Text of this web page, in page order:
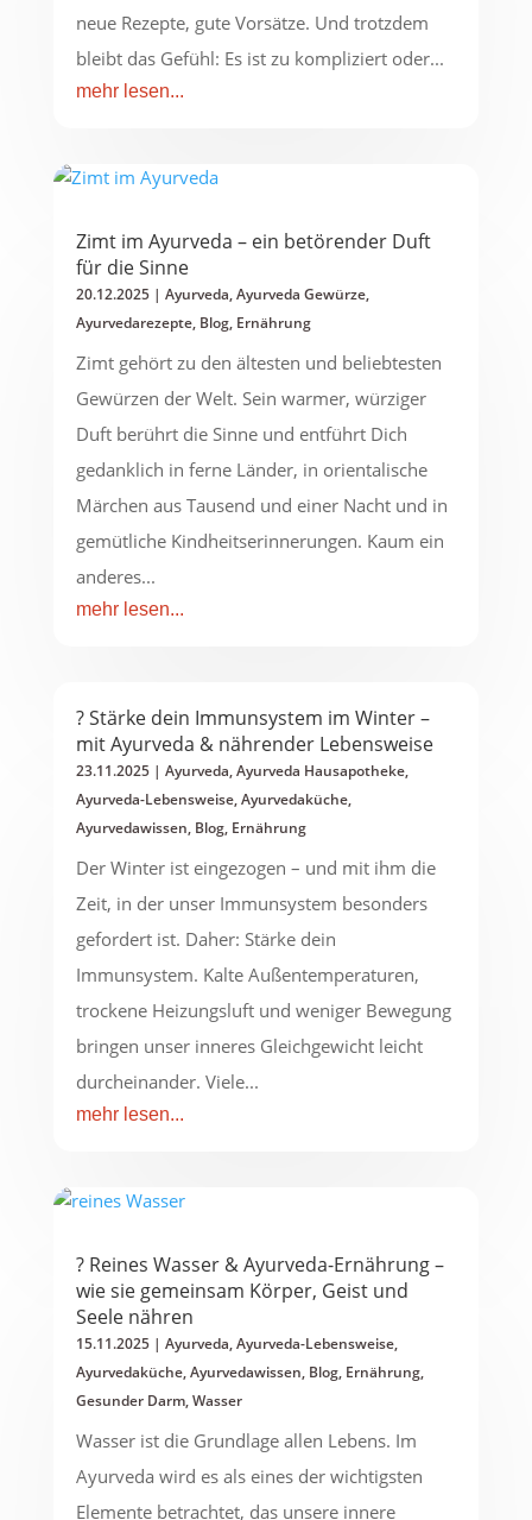
neue Rezepte, gute Vorsätze. Und trotzdem
bleibt das Gefühl: Es ist zu kompliziert oder...
mehr lesen...
Zimt im Ayurveda – ein betörender Duft
für die Sinne
20.12.2025| Ayurveda,Ayurveda Gewürze,
Ayurvedarezepte, Blog, Ernährung
Zimt gehört zu den ältesten und beliebtesten
Gewürzen der Welt. Sein warmer, würziger
Duft berührt die Sinne und entführt Dich
gedanklich in ferne Länder, in orientalische
Märchen aus Tausend und einer Nacht und in
gemütliche Kindheitserinnerungen. Kaum ein
anderes...
mehr lesen...
? Stärke dein Immunsystem im Winter –
mit Ayurveda & nährender Lebensweise
23.11.2025| Ayurveda,Ayurveda Hausapotheke,
Ayurveda-Lebensweise,Ayurvedaküche,
Ayurvedawissen, Blog, Ernährung
Der Winter ist eingezogen – und mit ihm die
Zeit, in der unser Immunsystem besonders
gefordert ist. Daher: Stärke dein
Immunsystem. Kalte Außentemperaturen,
trockene Heizungsluft und weniger Bewegung
bringen unser inneres Gleichgewicht leicht
durcheinander. Viele...
mehr lesen...
? Reines Wasser & Ayurveda-Ernährung –
wie sie gemeinsam Körper, Geist und
Seele nähren
15.11.2025| Ayurveda,Ayurveda-Lebensweise,
Ayurvedaküche,Ayurvedawissen, Blog, Ernährung,
Gesunder Darm,Wasser
Wasser ist die Grundlage allen Lebens. Im
Ayurveda wird es als eines der wichtigsten
Elemente betrachtet, das unsere innere